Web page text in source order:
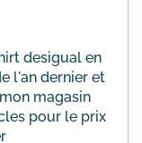
desigual en
l'an dernier et
magasin
pour le prix